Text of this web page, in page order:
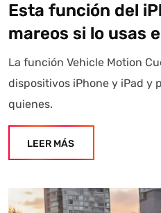
Esta función del
mareos si lo usas
La función Vehicle Motion
dispositivos iPhone y iPad y
quienes.
LEER MÁS